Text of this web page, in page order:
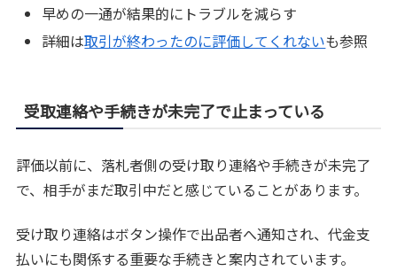
早めの一通が結果的にトラブルを減らす
詳細は取引が終わったのに評価してくれないも参照
受取連絡や手続きが未完了で止まっている
評価以前に、落札者側の受け取り連絡や手続きが未完了
で、相手がまだ取引中だと感じていることがあります。
受け取り連絡はボタン操作で出品者へ通知され、代金支
払いにも関係する重要な手続きと案内されています。